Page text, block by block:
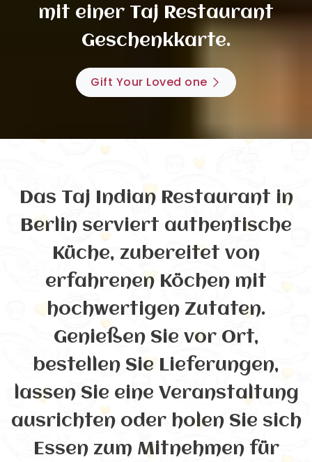
mit einer Taj Restaurant
Geschenkkarte.
Gift Your Loved one
Das Taj Indian Restaurant in
Berlin serviert authentische
Küche, zubereitet von
erfahrenen Köchen mit
hochwertigen Zutaten.
Genießen Sie vor Ort,
bestellen Sie Lieferungen,
lassen Sie eine Veranstaltung
ausrichten oder holen Sie sich
Essen zum Mitnehmen für